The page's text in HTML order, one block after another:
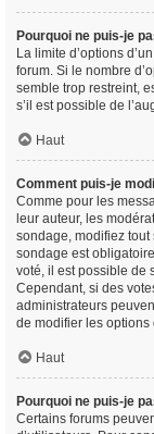
Pourquoi ne puis-je
La limite d’options
forum. Si le nombre
semble trop restreint,
s’il est possible de
Haut
Comment puis-je
Comme pour les
leur auteur, les
sondage, modifiez
sondage est
voté, il est possible de
Cependant, si des
administrateurs
de modifier les options
Haut
Pourquoi ne puis-je
Certains forums